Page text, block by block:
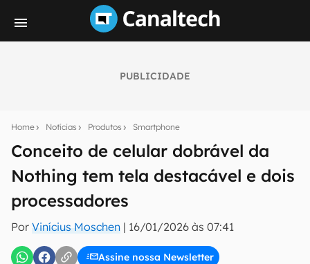
PUBLICIDADE
Home Notícias Produtos Smartphone
Conceito de celular dobrável da
Nothing tem tela destacável e dois
processadores
Por Vinícius Moschen | 16/01/2026 às 07:41
Assine nossa Newsletter
notícias e reviews sobre tecnologia em primeira
E-mail
inscreva-se